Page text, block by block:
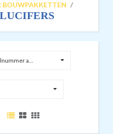
BOUWPAKKETTEN /
a...